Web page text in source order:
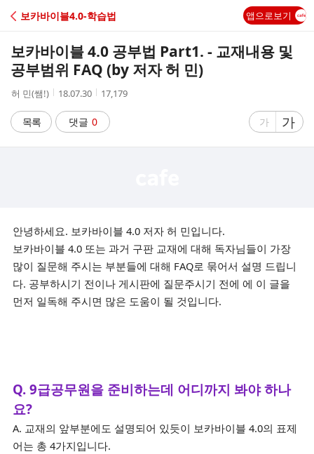
C
보카바이블4.0-학습법 앱으로보기
보카바이블 4.0 공부법 Part1. - 교재내용 및
공부범위 FAQ (by 저자 허 민)
작
자
허 민(쌤!)
작
시
간
18.07.30
조
수
17,179
목록 댓글 0
글
가
글
자
가
안녕하세요. 보카바이블 4.0 저자 허 민입니다.
보카바이블 4.0 또는 과거 구판 교재에 대해 독자님들이 가장
많이 질문해 주시는 부분들에 대해 FAQ로 묶어서 설명 드립니
다. 공부하시기 전이나 게시판에 질문주시기 전에 에 이 글을
먼저 일독해 주시면 많은 도움이 될 것입니다.
Q. 9급공무원을 준비하는데 어디까지 봐야 하나
요?
A. 교재의 앞부분에도 설명되어 있듯이 보카바이블 4.0의 표제
어는 총 4가지입니다.